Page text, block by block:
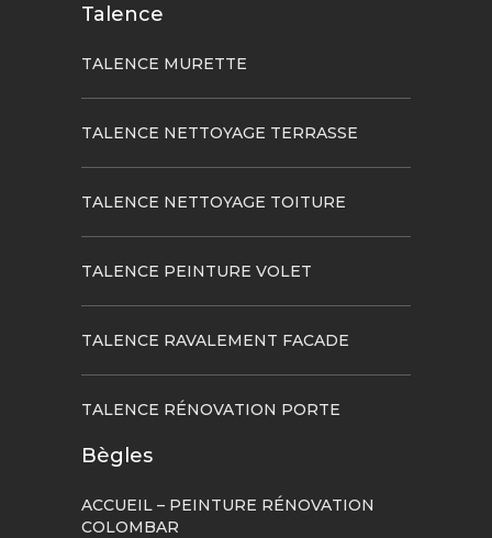
Talence
TALENCE MURETTE
TALENCE NETTOYAGE TERRASSE
TALENCE NETTOYAGE TOITURE
TALENCE PEINTURE VOLET
TALENCE RAVALEMENT FACADE
TALENCE RÉNOVATION PORTE
Bègles
ACCUEIL – PEINTURE RÉNOVATION
COLOMBAR